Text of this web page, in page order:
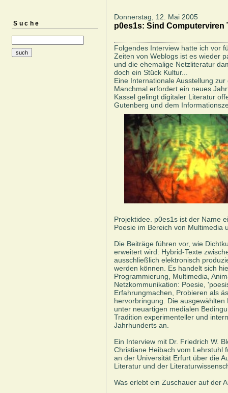
Suche
Donnerstag, 12. Mai 2005
p0es1s: Sind Computerviren
Folgendes Interview hatte ich vor
Zeiten von Weblogs ist es wieder
und die ehemalige Netzliteratur
doch ein Stück Kultur...
Eine Internationale Ausstellung
Manchmal erfordert ein neues
Kassel gelingt digitaler Literatur
Gutenberg und dem
Projektidee. p0es1s ist der Name
Poesie im Bereich von Multimedia
Die Beiträge führen vor, wie
erweitert wird: Hybrid-Texte
ausschließlich elektronisch
werden können. Es handelt sich
Programmierung, Multimedia,
Netzkommunikation: Poesie,
Erfahrungmachen, Probieren als
hervorbringung. Die
unter neuartigen medialen
Tradition experimenteller und
Jahrhunderts an.
Ein Interview mit Dr. Friedrich W.
Christiane Heibach vom Lehrstuhl
an der Universität Erfurt über die
Literatur und der
Was erlebt ein Zuschauer auf der